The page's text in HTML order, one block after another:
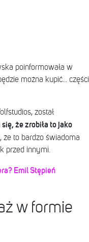
poinformowała w
można kupić... części
został
że zrobiła to jako
że to bardzo świadoma
przed innymi.
Emil Stępień
w formie